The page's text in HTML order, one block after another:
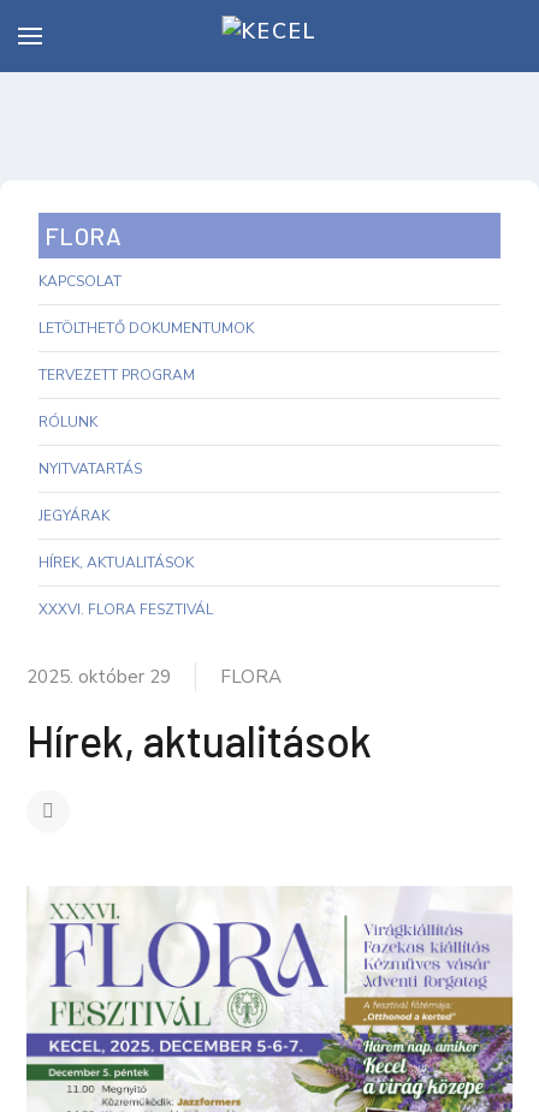
FLORA
KAPCSOLAT
LETÖLTHETŐ DOKUMENTUMOK
TERVEZETT PROGRAM
RÓLUNK
NYITVATARTÁS
JEGYÁRAK
HÍREK, AKTUALITÁSOK
XXXVI. FLORA FESZTIVÁL
2025. október 29 FLORA
Hírek, aktualitások